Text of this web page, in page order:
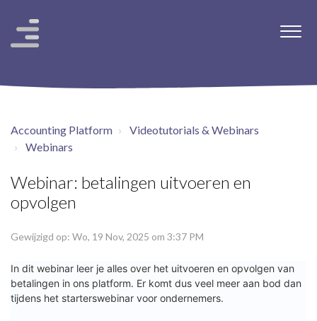
Accounting Platform
Videotutorials & Webinars
Webinars
Webinar: betalingen uitvoeren en
opvolgen
Gewijzigd op: Wo, 19 Nov, 2025 om 3:37 PM
In dit webinar leer je alles over het uitvoeren en opvolgen van
betalingen in ons platform. Er komt dus veel meer aan bod dan
tijdens het starterswebinar voor ondernemers.